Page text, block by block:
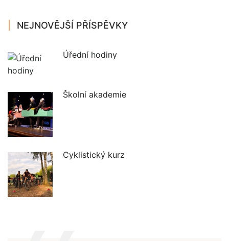
NEJNOVĚJŠÍ PŘÍSPĚVKY
Úřední hodiny
Školní akademie
Cyklistický kurz